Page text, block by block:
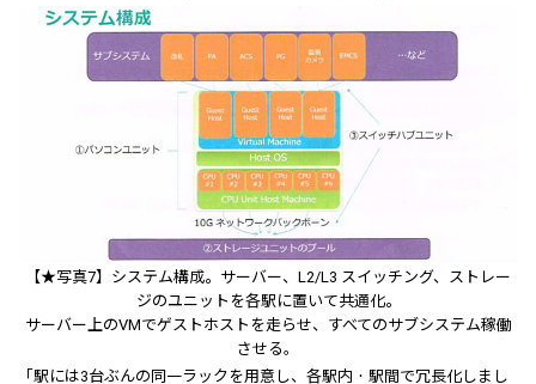
【★写真7】システム構成。サーバー、L2/L3 スイッチング、ストレー
ジのユニットを各駅に置いて共通化。
サーバー上のVMでゲストホストを走らせ、すべてのサブシステム稼働
させる。
「駅には3台ぶんの同一ラックを用意し、各駅内・駅間で冗長化しまし